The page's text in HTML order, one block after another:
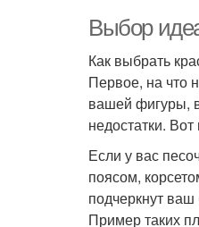
Выбор
Как выбрать
Первое, на что
вашей фигуры,
недостатки.
Если у вас
поясом,
подчеркнут
Пример таких